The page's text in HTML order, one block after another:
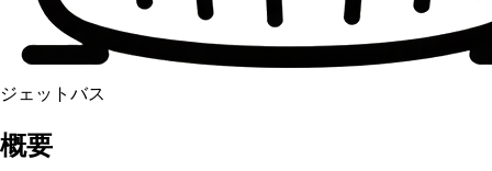
ジェットバス
概要